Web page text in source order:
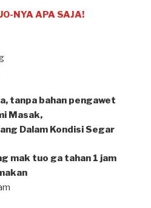
NYA APA SAJA!
tanpa bahan pengawet⁣
Masak,
Dalam Kondisi Segar⁣
mak tuo ga tahan 1 jam